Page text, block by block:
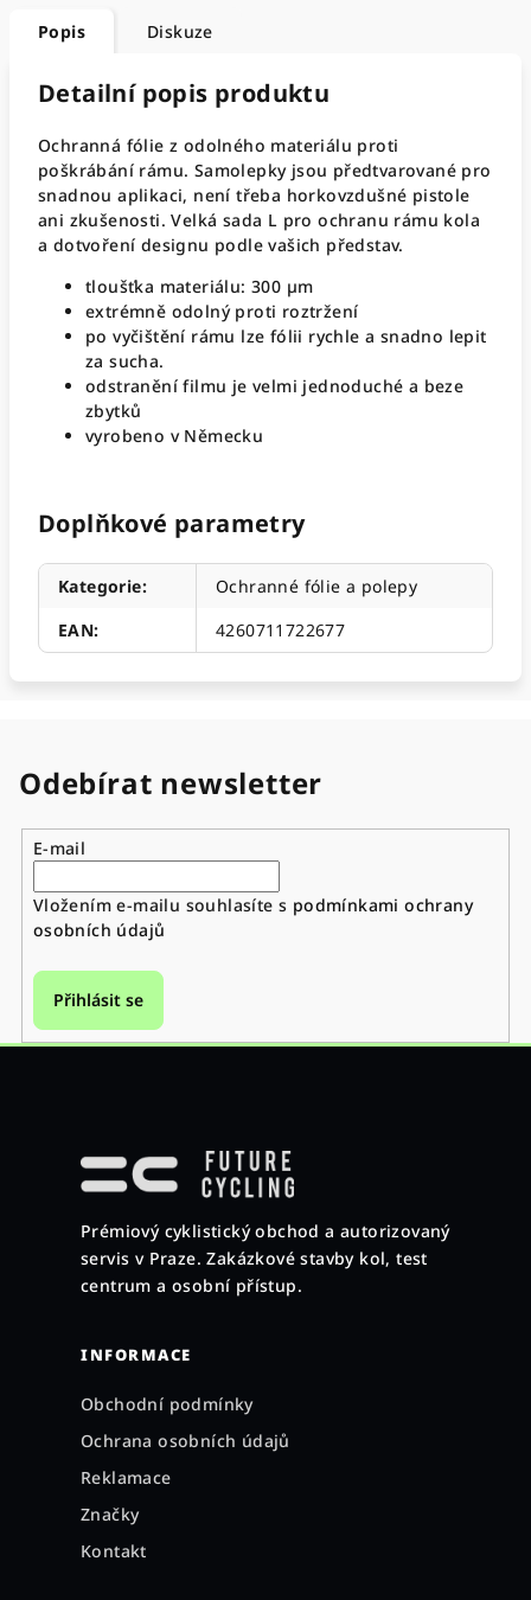
Popis Diskuze
Detailní popis produktu
Ochranná fólie z odolného materiálu proti
poškrábání rámu. Samolepky jsou předtvarované pro
snadnou aplikaci, není třeba horkovzdušné pistole
ani zkušenosti. Velká sada L pro ochranu rámu kola
a dotvoření designu podle vašich představ.
tloušťka materiálu: 300 µm
extrémně odolný proti roztržení
po vyčištění rámu lze fólii rychle a snadno lepit
za sucha.
odstranění filmu je velmi jednoduché a beze
zbytků
vyrobeno v Německu
Doplňkové parametry
Kategorie:
Ochranné fólie a polepy
EAN: 4260711722677
Odebírat newsletter
E-mail
Vložením e-mailu souhlasíte s podmínkami ochrany
osobních údajů
Přihlásit se
Prémiový cyklistický obchod a autorizovaný
servis v Praze. Zakázkové stavby kol, test
centrum a osobní přístup.
INFORMACE
Obchodní podmínky
Ochrana osobních údajů
Reklamace
Značky
Kontakt